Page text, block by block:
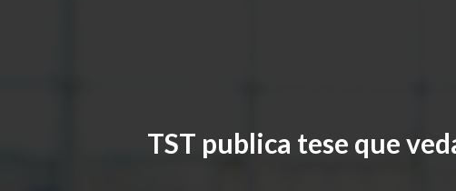
TST publica tese que